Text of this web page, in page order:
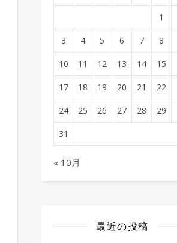
1
3 4 5 6 7 8
10 11 12 13 14 15
17 18 19 20 21 22
24 25 26 27 28 29
31
« 10月
最近の投稿